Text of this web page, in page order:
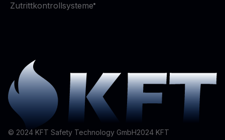
Zutrittkontrollsysteme
© 2024 KFT Safety Technology GmbH2024 KFT